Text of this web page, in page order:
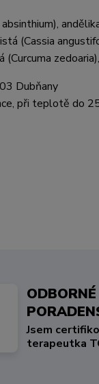
(Cassia
Dubňany
při teplotě do
ODBORNÉ
Jsem
terapeutka